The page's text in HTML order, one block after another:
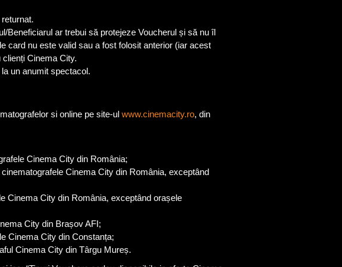
Beneficiarul ar trebui să protejeze Voucherul și să nu îl
card nu este valid sau a fost folosit anterior (iar acest
Cinema City.
un anumit spectacol.
si online pe site-ul www.cinemacity.ro, din
Cinema City din România;
Cinema City din România, exceptând
Cinema City din România, exceptând orașele
City din Brașov AFI;
Cinema City din Constanța;
Cinema City din Târgu Mureș.